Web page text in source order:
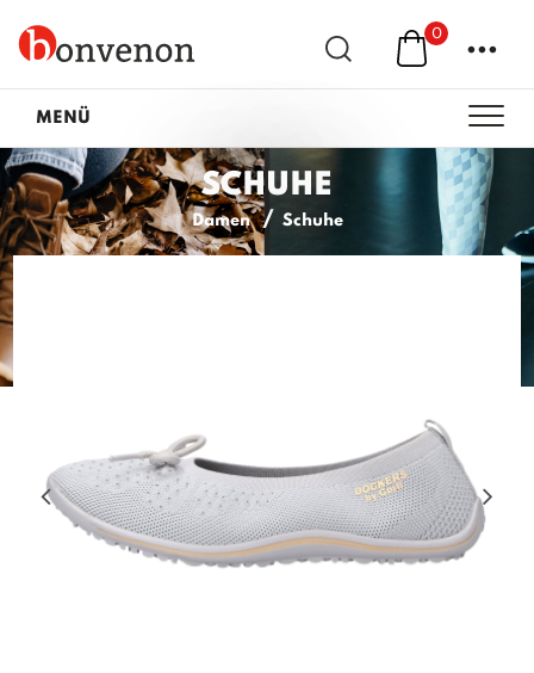
0 ...
MENÜ
SCHUHE
Damen Schuhe